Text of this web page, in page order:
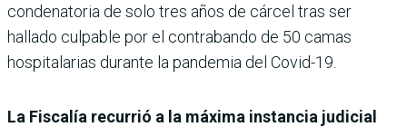
condenatoria de solo tres años de cárcel tras ser
hallado culpable por el contrabando de 50 camas
hospitalarias durante la pandemia del Covid-19.
La Fiscalía recurrió a la máxima instancia judicial